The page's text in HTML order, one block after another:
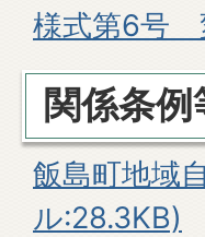
様式第6号
関係条例
飯島町地域
ル:28.3KB)